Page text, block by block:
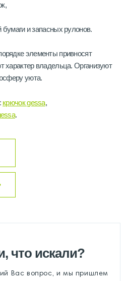
и запасных рулонов.
элементы привносят
характер владельца. Организуют
уюта.
крючок gessa,
.
что искали?
Вас вопрос, и мы пришлем